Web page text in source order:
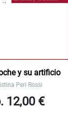
y su artificio
Peri Rossi
12,00 €